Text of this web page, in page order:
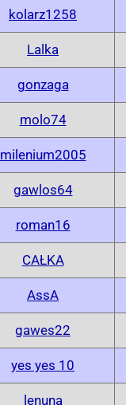
kolarz1258
Lalka
gonzaga
molo74
milenium2005
gawlos64
roman16
CAŁKA
AssA
gawes22
yes yes 10
lenuna